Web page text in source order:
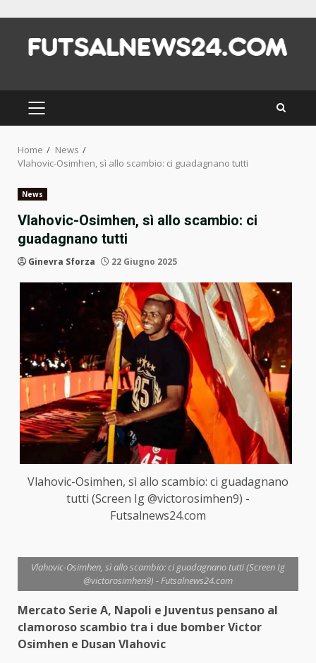
content
PRIMARY
MENU
Home
News
Vlahovic-Osimhen, sì allo scambio: ci guadagnano tutti
News
Vlahovic-Osimhen, sì allo scambio: ci
guadagnano tutti
Ginevra Sforza 22 Giugno 2025
Vlahovic-Osimhen, sì allo scambio: ci guadagnano
tutti (Screen Ig @victorosimhen9) -
Futsalnews24.com
Vlahovic-Osimhen, sì allo scambio: ci guadagnano tutti (Screen Ig
@victorosimhen9) - Futsalnews24.com
Mercato Serie A, Napoli e Juventus pensano al
clamoroso scambio tra i due bomber Victor
Osimhen e Dusan Vlahovic